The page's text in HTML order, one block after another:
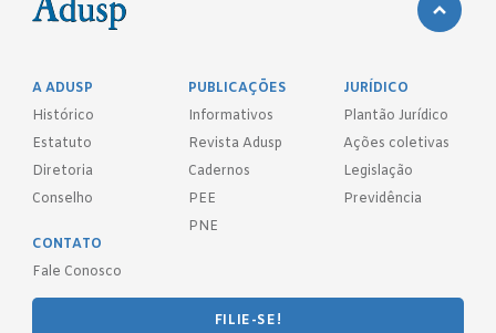
A ADUSP
Histórico
Estatuto
Diretoria
Conselho
PUBLICAÇÕES
Informativos
Revista Adusp
Cadernos
PEE
PNE
JURÍDICO
Plantão Jurídico
Ações coletivas
Legislação
Previdência
CONTATO
Fale Conosco
FILIE-SE!